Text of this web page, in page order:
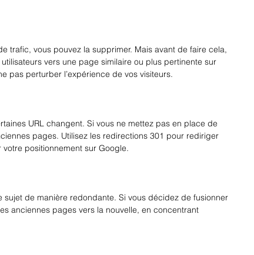
trafic, vous pouvez la supprimer. Mais avant de faire cela,
vers une page similaire ou plus pertinente sur
pas perturber l’expérience de vos visiteurs.
URL changent. Si vous ne mettez pas en place de
pages. Utilisez les redirections 301 pour rediriger
positionnement sur Google.
de manière redondante. Si vous décidez de fusionner
anciennes pages vers la nouvelle, en concentrant